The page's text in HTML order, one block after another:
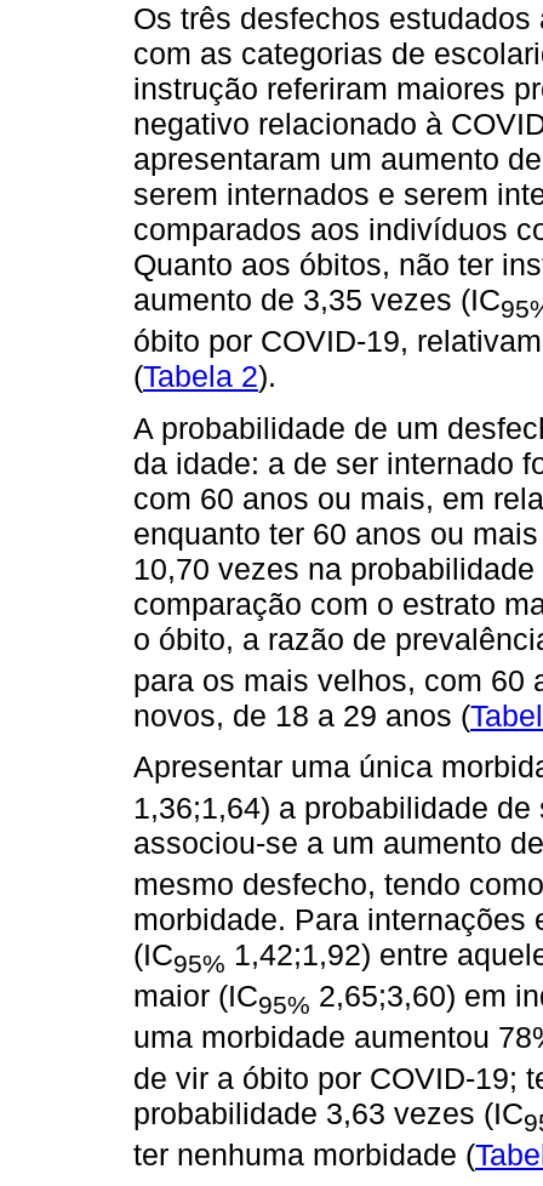
Os três desfechos
com as categorias de
instrução referiram maiores
negativo relacionado à
apresentaram um aumento
serem internados e serem
comparados aos indivíduos
Quanto aos óbitos, não ter
aumento de 3,35 vezes (IC
óbito por COVID-19,
(Tabela 2).
A probabilidade de um
da idade: a de ser internado
com 60 anos ou mais, em
enquanto ter 60 anos ou
10,70 vezes na
comparação com o estrato
o óbito, a razão de
para os mais velhos, com 60
novos, de 18 a 29 anos (
Apresentar uma única
1,36;1,64) a probabilidade
associou-se a um aumento
mesmo desfecho, tendo
morbidade. Para internações
(IC95% 1,42;1,92) entre
maior (IC95% 2,65;3,60) em
uma morbidade aumentou
de vir a óbito por COVID-19;
probabilidade 3,63 vezes (IC
ter nenhuma morbidade (